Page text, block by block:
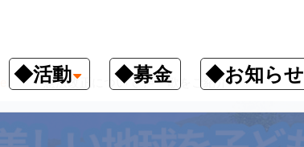
◆活動 ◆募金 ◆お知らせ
憲法改正について 声・歌をご紹介